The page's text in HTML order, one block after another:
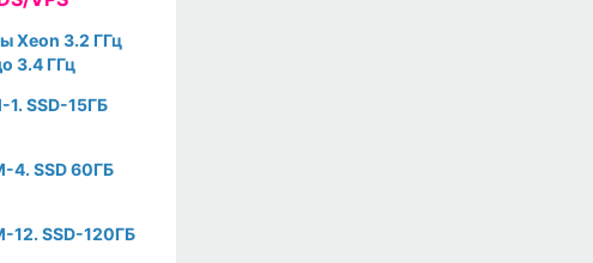
Xeon 3.2 ГГц
3.4 ГГц
1. SSD-15ГБ
4. SSD 60ГБ
12. SSD-120ГБ